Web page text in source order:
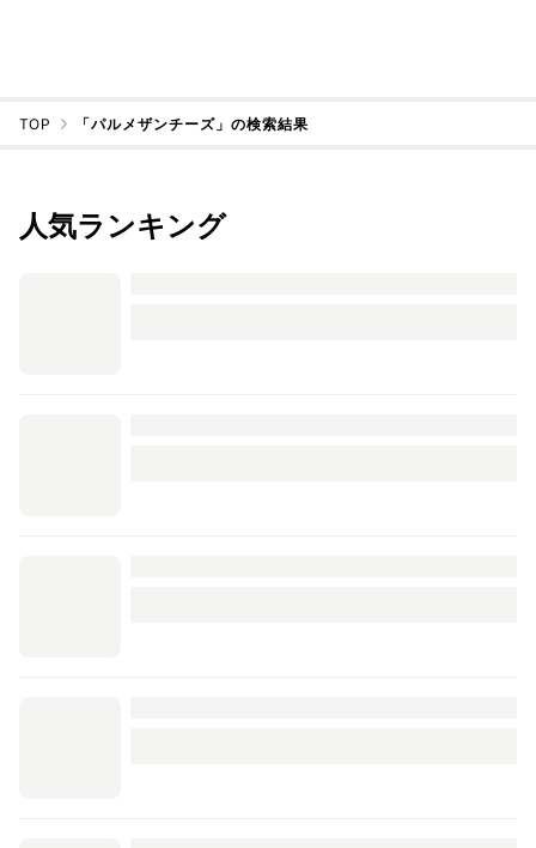
TOP 「パルメザンチーズ」の検索結果
人気ランキング